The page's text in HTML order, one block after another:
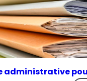
administrative